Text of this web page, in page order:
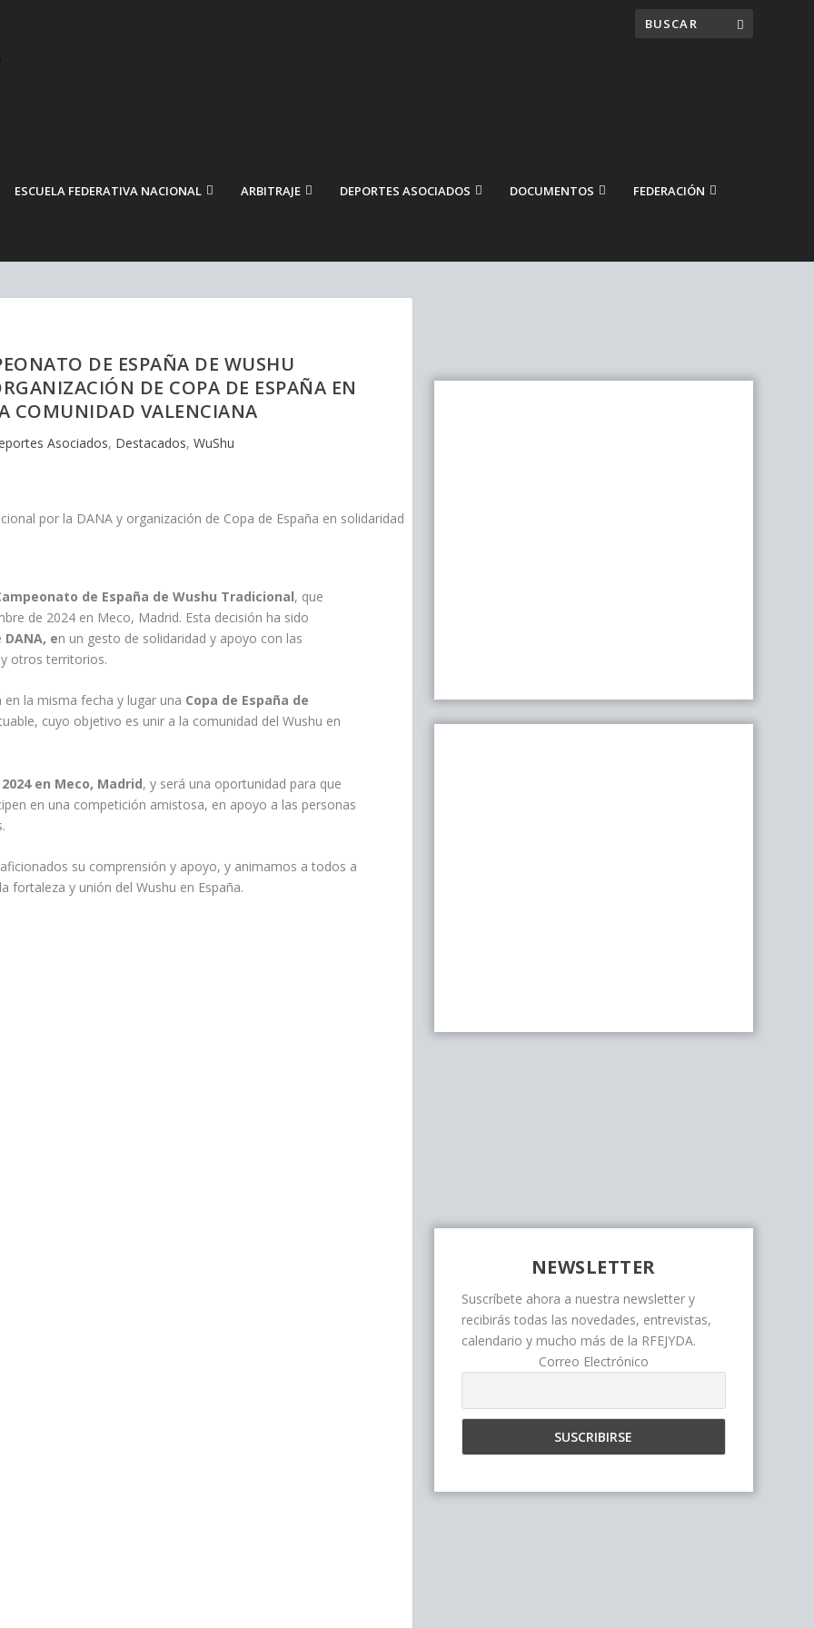
ESCUELA FEDERATIVA NACIONAL ARBITRAJE DEPORTES ASOCIADOS DOCUMENTOS FEDERACIÓN
DE ESPAÑA DE WUSHU
DE COPA DE ESPAÑA EN
COMUNIDAD VALENCIANA
Asociados, Destacados,WuShu
de España de Wushu Tradicional, que
de 2024 en Meco, Madrid. Esta decisión ha sido
DANA, en un gesto de solidaridad y apoyo con las
otros territorios.
la misma fecha y lugar una Copa de España de
cuyo objetivo es unir a la comunidad del Wushu en
en Meco, Madrid, y será una oportunidad para que
en una competición amistosa, en apoyo a las personas
su comprensión y apoyo, y animamos a todos a
fortaleza y unión del Wushu en España.
NEWSLETTER
Suscríbete ahora a nuestra newsletter y
recibirás todas las novedades, entrevistas,
calendario y mucho más de la RFEJYDA.
Correo Electrónico